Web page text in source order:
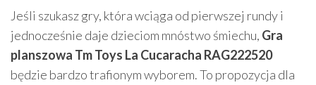
Jeśli szukasz gry, która wciąga od pierwszej rundy i
jednocześnie daje dzieciom mnóstwo śmiechu, Gra
planszowa Tm Toys La Cucaracha RAG222520
będzie bardzo trafionym wyborem. To propozycja dla